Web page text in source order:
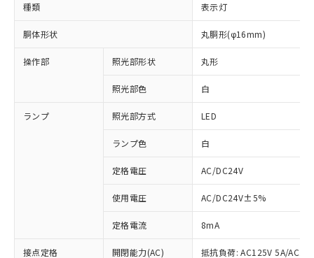
種類 表示灯
胴体形状 丸胴形(φ16mm)
操作部 照光部形状 丸形
照光部色 白
ランプ 照光部方式 LED
ランプ色 白
定格電圧 AC/DC24V
使用電圧 AC/DC24V±5%
定格電流 8mA
接点定格 開閉能力(AC) 抵抗負荷: AC125V 5A/